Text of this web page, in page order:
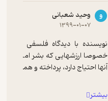
و وحید شعبانی
۱۳۹۹-۰۱-۰۷
آنها احتیاج دارد، پرداخته و همین
بیشتر